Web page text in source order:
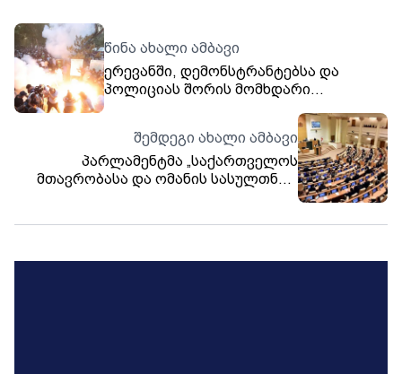
წინა ახალი ამბავი
ერევანში, დემონსტრანტებსა და
პოლიციას შორის მომხდარი
სამართალდამცავებმა, სულ მცირე, 60
ადამიანი დააკავეს.
შემდეგი ახალი ამბავი
პარლამენტმა „საქართველოს
მთავრობასა და ომანის სასულთნოს